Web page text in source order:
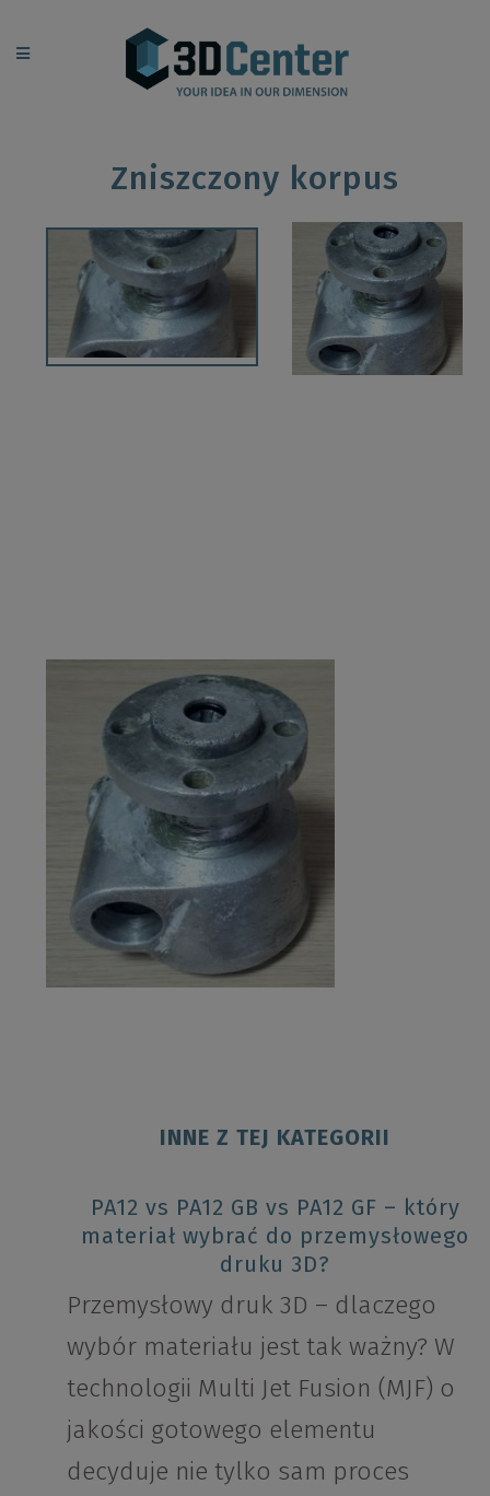
Zniszczony korpus
INNE Z TEJ KATEGORII
PA12 vs PA12 GB vs PA12 GF – który
materiał wybrać do przemysłowego
druku 3D?
Przemysłowy druk 3D – dlaczego
wybór materiału jest tak ważny? W
technologii Multi Jet Fusion (MJF) o
jakości gotowego elementu
decyduje nie tylko sam proces